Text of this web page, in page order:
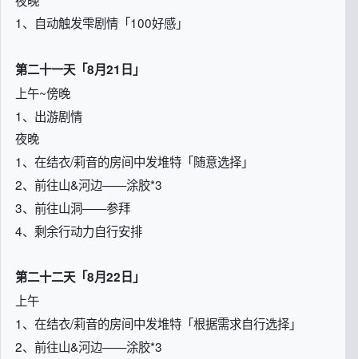
1、自动触发雫剧情「100好感」
第二十一天「8月21日」
上午~傍晚
1、出游剧情
夜晚
1、在结衣/莉音的房间中发堆特「随意选择」
2、前往山&河边——涂胶*3
3、前往山洞——参拜
4、剩余行动力自行安排
第二十二天「8月22日」
上午
1、在结衣/莉音的房间中发堆特「根据需求自行选择」
2、前往山&河边——涂胶*3